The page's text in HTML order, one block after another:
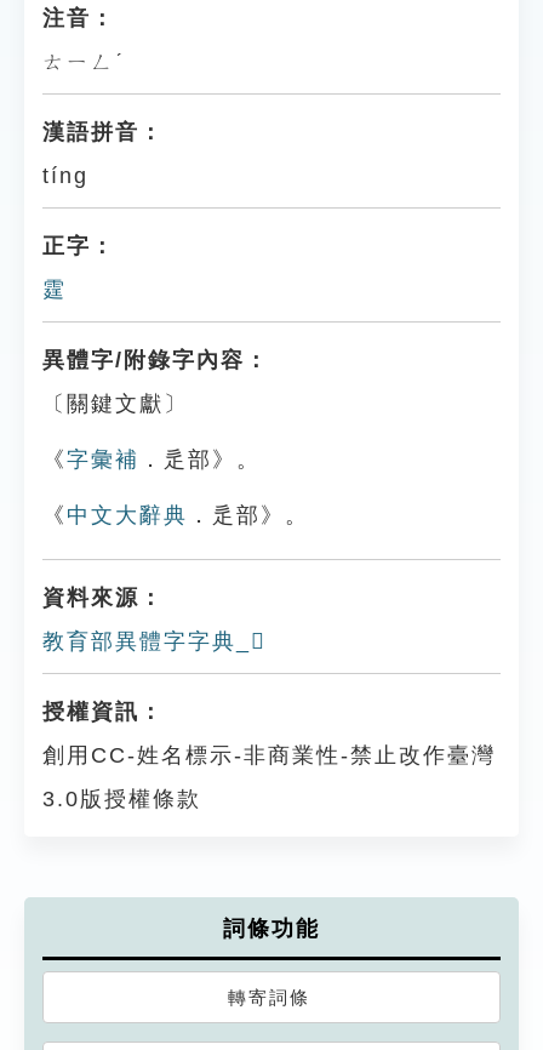
注音：
ㄊㄧㄥˊ
漢語拼音：
tíng
正字：
霆
異體字/附錄字內容：
〔關鍵文獻〕
《字彙補 ．辵部》。
《 中文大辭典 ．辵部》。
資料來源：
教育部異體字字典_𨖝
授權資訊：
創用CC-姓名標示-非商業性-禁止改作臺灣
3.0版授權條款
詞條功能
轉寄詞條